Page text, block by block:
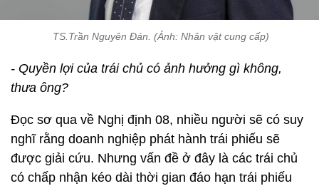
TS.Trần Nguyên Đán. (Ảnh: Nhân vật cung cấp)
- Quyền lợi của trái chủ có ảnh hưởng gì không,
thưa ông?
Đọc sơ qua về Nghị định 08, nhiều người sẽ có suy
nghĩ rằng doanh nghiệp phát hành trái phiếu sẽ
được giải cứu. Nhưng vấn đề ở đây là các trái chủ
có chấp nhận kéo dài thời gian đáo hạn trái phiếu